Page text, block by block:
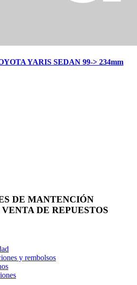
YARIS SEDAN 99-> 234mm
DE MANTENCIÓN
DE REPUESTOS
y rembolsos